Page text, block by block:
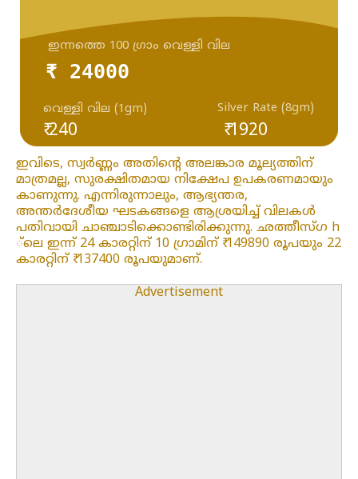
₹ 24000
₹ 240
വെള്ളി വില (1gm) Silver Rate (8gm)
ഇന്നത്തെ 100 ഗ്രാം വെള്ളി വില
₹ 1920
ഇവിടെ, സ്വർണ്ണം അതിന്റെ അലങ്കാര മൂല്യത്തിന്
മാത്രമല്ല, സുരക്ഷിതമായ നിക്ഷേപ ഉപകരണമായും
കാണുന്നു. എന്നിരുന്നാലും, ആഭ്യന്തര,
അന്തർദേശീയ ഘടകങ്ങളെ ആശ്രയിച്ച് വിലകൾ
പതിവായി ചാഞ്ചാടിക്കൊണ്ടിരിക്കുന്നു. ഛത്തീസ്ഗ h
്ലെ ഇന്ന് 24 കാരറ്റിന് 10 ഗ്രാമിന് ₹ 149890 രൂപയും 22
കാരറ്റിന് ₹ 137400 രൂപയുമാണ്.
Advertisement